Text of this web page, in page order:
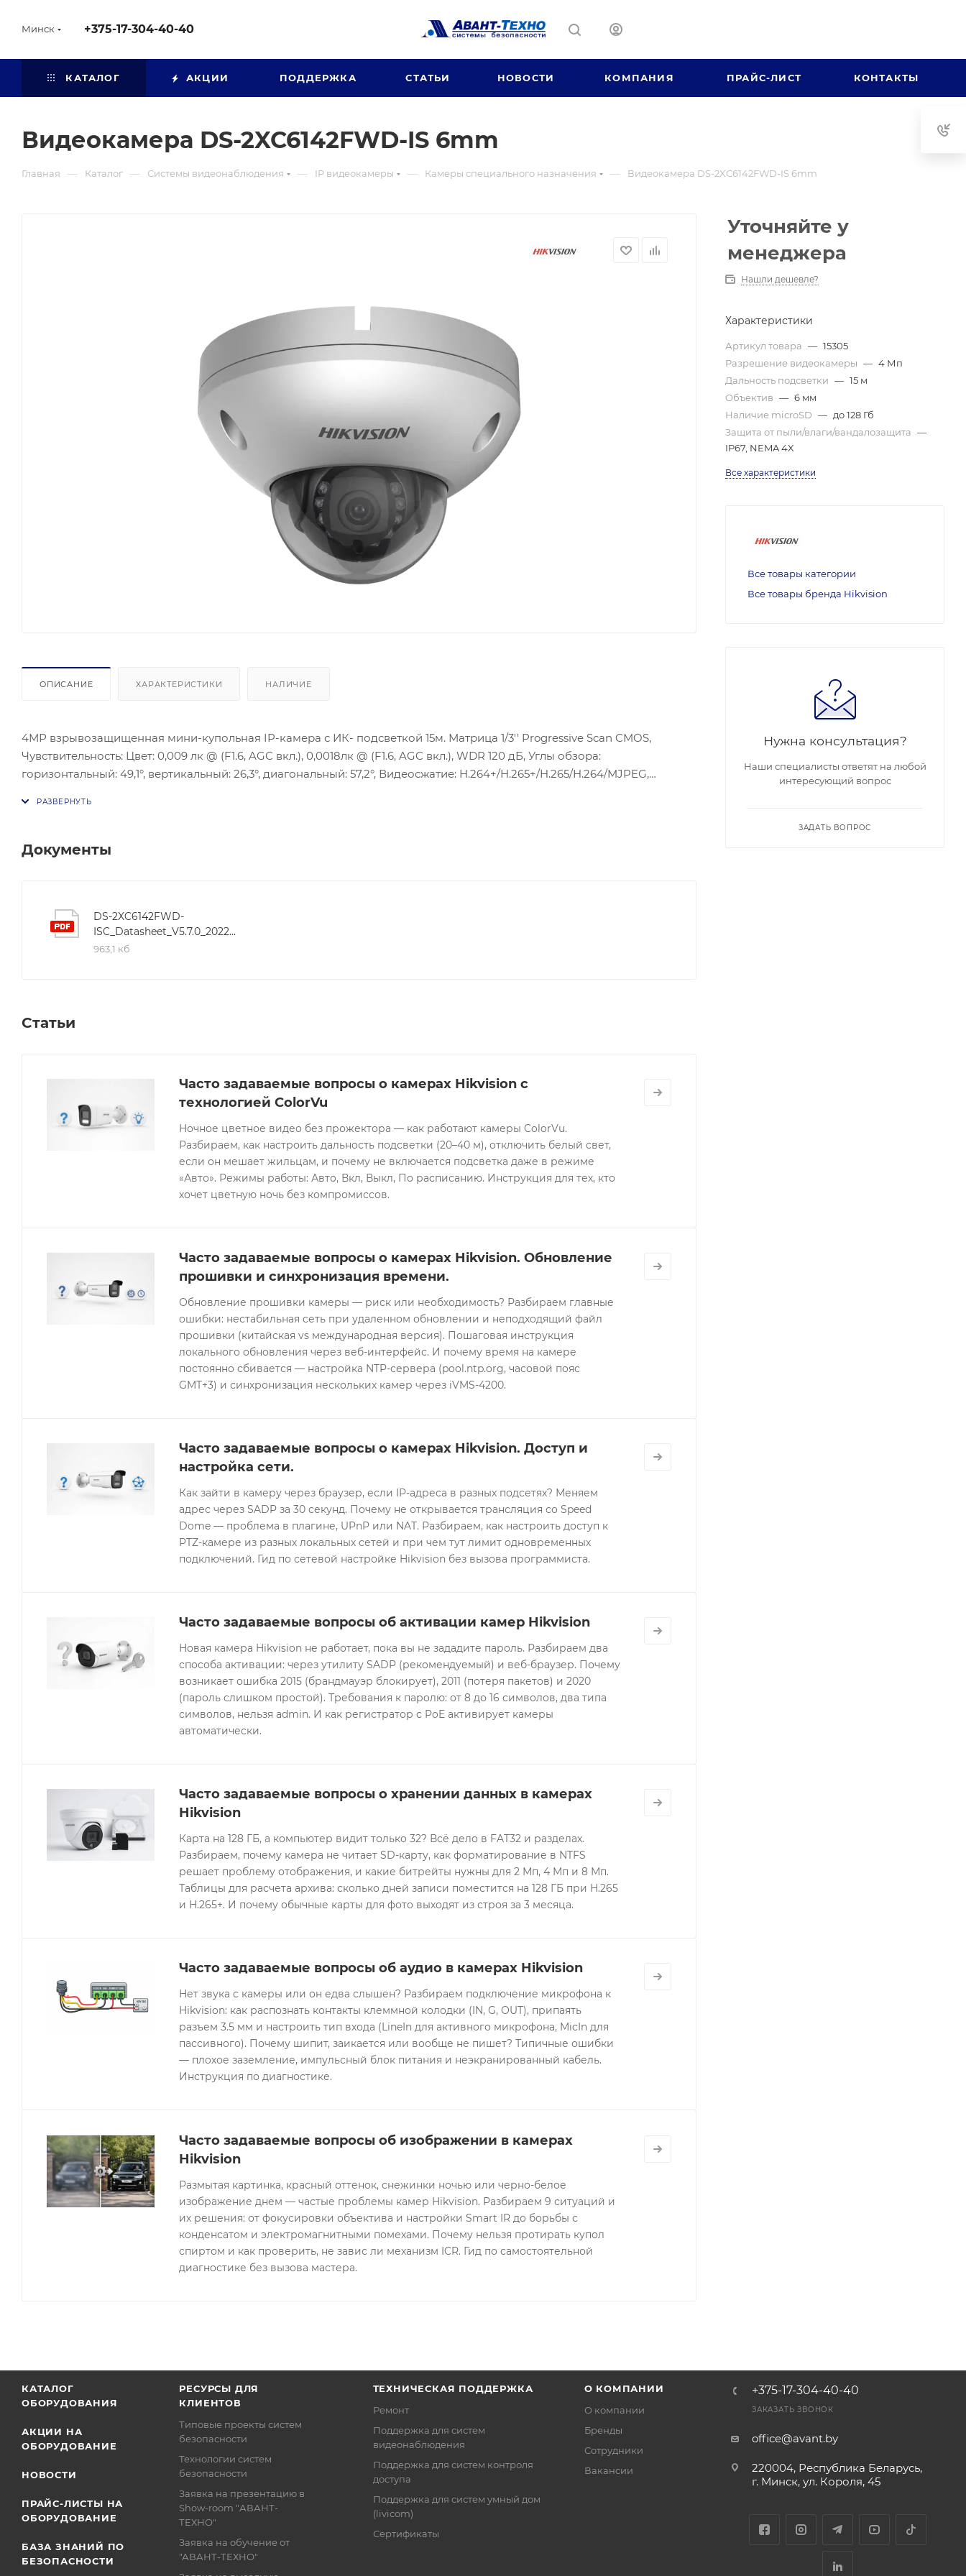
Минск +375-17-304-40-40
КАТАЛОГ АКЦИИ ПОДДЕРЖКА СТАТЬИ НОВОСТИ КОМПАНИЯ ПРАЙС-ЛИСТ КОНТАКТЫ
Видеокамера DS-2XC6142FWD-IS 6mm
Главная — Каталог — Системы видеонаблюдения — IP видеокамеры — Камеры специального назначения — Видеокамера DS-2XC6142FWD-IS 6mm
ОПИСАНИЕ ХАРАКТЕРИСТИКИ НАЛИЧИЕ
4МР взрывозащищенная мини-купольная IP-камера с ИК- подсветкой 15м. Матрица 1/3'' Progressive Scan CMOS,
Чувствительность: Цвет: 0,009 лк @ (F1.6, AGC вкл.), 0,0018лк @ (F1.6, AGC вкл.), WDR 120 дБ, Углы обзора:
горизонтальный: 49,1°, вертикальный: 26,3°, диагональный: 57,2°, Видеосжатие: H.264+/H.265+/H.265/H.264/MJPEG,
Документы
DS-2XC6142FWD-
ISC_Datasheet_V5.7.0_20220523
963,1 кб
Статьи
Часто задаваемые вопросы о камерах Hikvision с
технологией ColorVu
Ночное цветное видео без прожектора — как работают камеры ColorVu.
Разбираем, как настроить дальность подсветки (20–40 м), отключить белый свет,
если он мешает жильцам, и почему не включается подсветка даже в режиме
«Авто». Режимы работы: Авто, Вкл, Выкл, По расписанию. Инструкция для тех, кто
хочет цветную ночь без компромиссов.
Часто задаваемые вопросы о камерах Hikvision. Обновление
прошивки и синхронизация времени.
Обновление прошивки камеры — риск или необходимость? Разбираем главные
ошибки: нестабильная сеть при удаленном обновлении и неподходящий файл
прошивки (китайская vs международная версия). Пошаговая инструкция
локального обновления через веб-интерфейс. И почему время на камере
постоянно сбивается — настройка NTP-сервера (pool.ntp.org, часовой пояс
GMT+3) и синхронизация нескольких камер через iVMS-4200.
Часто задаваемые вопросы о камерах Hikvision. Доступ и
настройка сети.
Как зайти в камеру через браузер, если IP-адреса в разных подсетях? Меняем
адрес через SADP за 30 секунд. Почему не открывается трансляция со Speed
Dome — проблема в плагине, UPnP или NAT. Разбираем, как настроить доступ к
PTZ-камере из разных локальных сетей и при чем тут лимит одновременных
подключений. Гид по сетевой настройке Hikvision без вызова программиста.
Часто задаваемые вопросы об активации камер Hikvision
Новая камера Hikvision не работает, пока вы не зададите пароль. Разбираем два
способа активации: через утилиту SADP (рекомендуемый) и веб-браузер. Почему
возникает ошибка 2015 (брандмауэр блокирует), 2011 (потеря пакетов) и 2020
(пароль слишком простой). Требования к паролю: от 8 до 16 символов, два типа
символов, нельзя admin. И как регистратор с PoE активирует камеры
автоматически.
Часто задаваемые вопросы о хранении данных в камерах
Hikvision
Карта на 128 ГБ, а компьютер видит только 32? Всё дело в FAT32 и разделах.
Разбираем, почему камера не читает SD-карту, как форматирование в NTFS
решает проблему отображения, и какие битрейты нужны для 2 Мп, 4 Мп и 8 Мп.
Таблицы для расчета архива: сколько дней записи поместится на 128 ГБ при H.265
и H.265+. И почему обычные карты для фото выходят из строя за 3 месяца.
Часто задаваемые вопросы об аудио в камерах Hikvision
Нет звука с камеры или он едва слышен? Разбираем подключение микрофона к
Hikvision: как распознать контакты клеммной колодки (IN, G, OUT), припаять
разъем 3.5 мм и настроить тип входа (LineIn для активного микрофона, MicIn для
пассивного). Почему шипит, заикается или вообще не пишет? Типичные ошибки
— плохое заземление, импульсный блок питания и неэкранированный кабель.
Инструкция по диагностике.
Часто задаваемые вопросы об изображении в камерах
Hikvision
Размытая картинка, красный оттенок, снежинки ночью или черно-белое
изображение днем — частые проблемы камер Hikvision. Разбираем 9 ситуаций и
их решения: от фокусировки объектива и настройки Smart IR до борьбы с
конденсатом и электромагнитными помехами. Почему нельзя протирать купол
спиртом и как проверить, не завис ли механизм ICR. Гид по самостоятельной
диагностике без вызова мастера.
Уточняйте у
менеджера
Нашли дешевле?
Характеристики
Артикул товара — 15305
Разрешение видеокамеры — 4 Мп
Дальность подсветки — 15 м
Объектив — 6 мм
Наличие microSD — до 128 Гб
Защита от пыли/влаги/вандалозащита —
IP67, NEMA 4X
Все характеристики
Все товары категории
Все товары бренда Hikvision
Нужна консультация?
Наши специалисты ответят на любой
интересующий вопрос
ЗАДАТЬ ВОПРОС
КАТАЛОГ
ОБОРУДОВАНИЯ
АКЦИИ НА
ОБОРУДОВАНИЕ
НОВОСТИ
ПРАЙС-ЛИСТЫ НА
ОБОРУДОВАНИЕ
БАЗА ЗНАНИЙ ПО
БЕЗОПАСНОСТИ
РЕСУРСЫ ДЛЯ
КЛИЕНТОВ
Типовые проекты систем
безопасности
Технологии систем
безопасности
Заявка на презентацию в
Show-room "АВАНТ-
ТЕХНО"
Заявка на обучение от
"АВАНТ-ТЕХНО"
ТЕХНИЧЕСКАЯ ПОДДЕРЖКА
Ремонт
Поддержка для систем
видеонаблюдения
Поддержка для систем контроля
доступа
Поддержка для систем умный дом
(livicom)
Сертификаты
О КОМПАНИИ
О компании
Бренды
Сотрудники
Вакансии
+375-17-304-40-40
ЗАКАЗАТЬ ЗВОНОК
office@avant.by
220004, Республика Беларусь,
г. Минск, ул. Короля, 45